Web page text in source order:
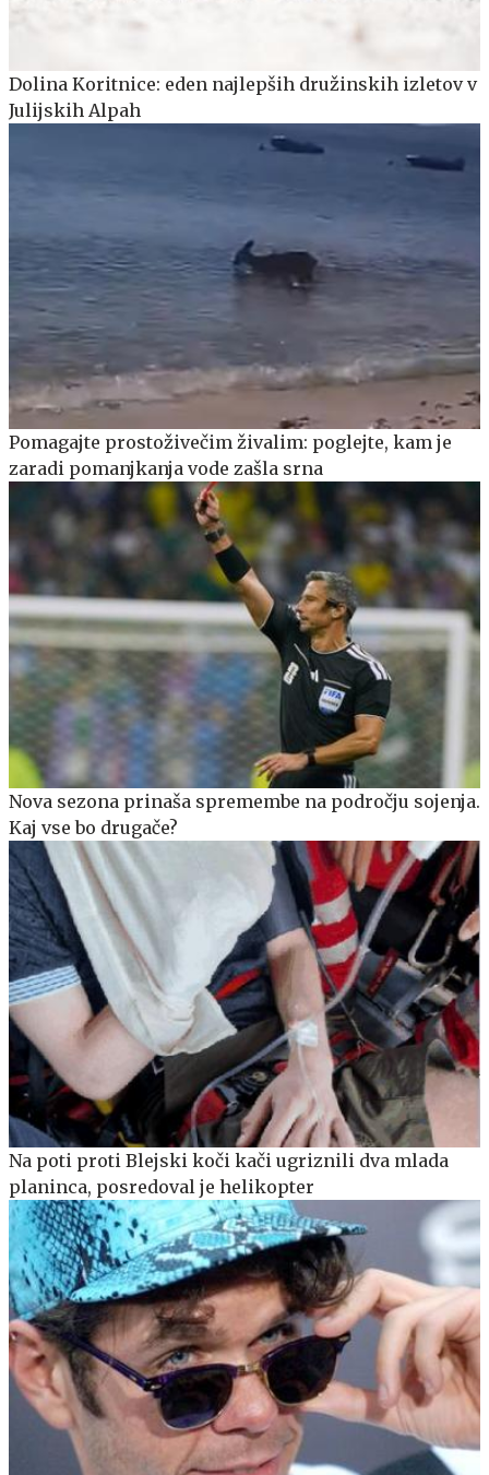
Dolina Koritnice: eden najlepših družinskih izletov v
Julijskih Alpah
Pomagajte prostoživečim živalim: poglejte, kam je
zaradi pomanjkanja vode zašla srna
Nova sezona prinaša spremembe na področju sojenja.
Kaj vse bo drugače?
Na poti proti Blejski koči kači ugriznili dva mlada
planinca, posredoval je helikopter